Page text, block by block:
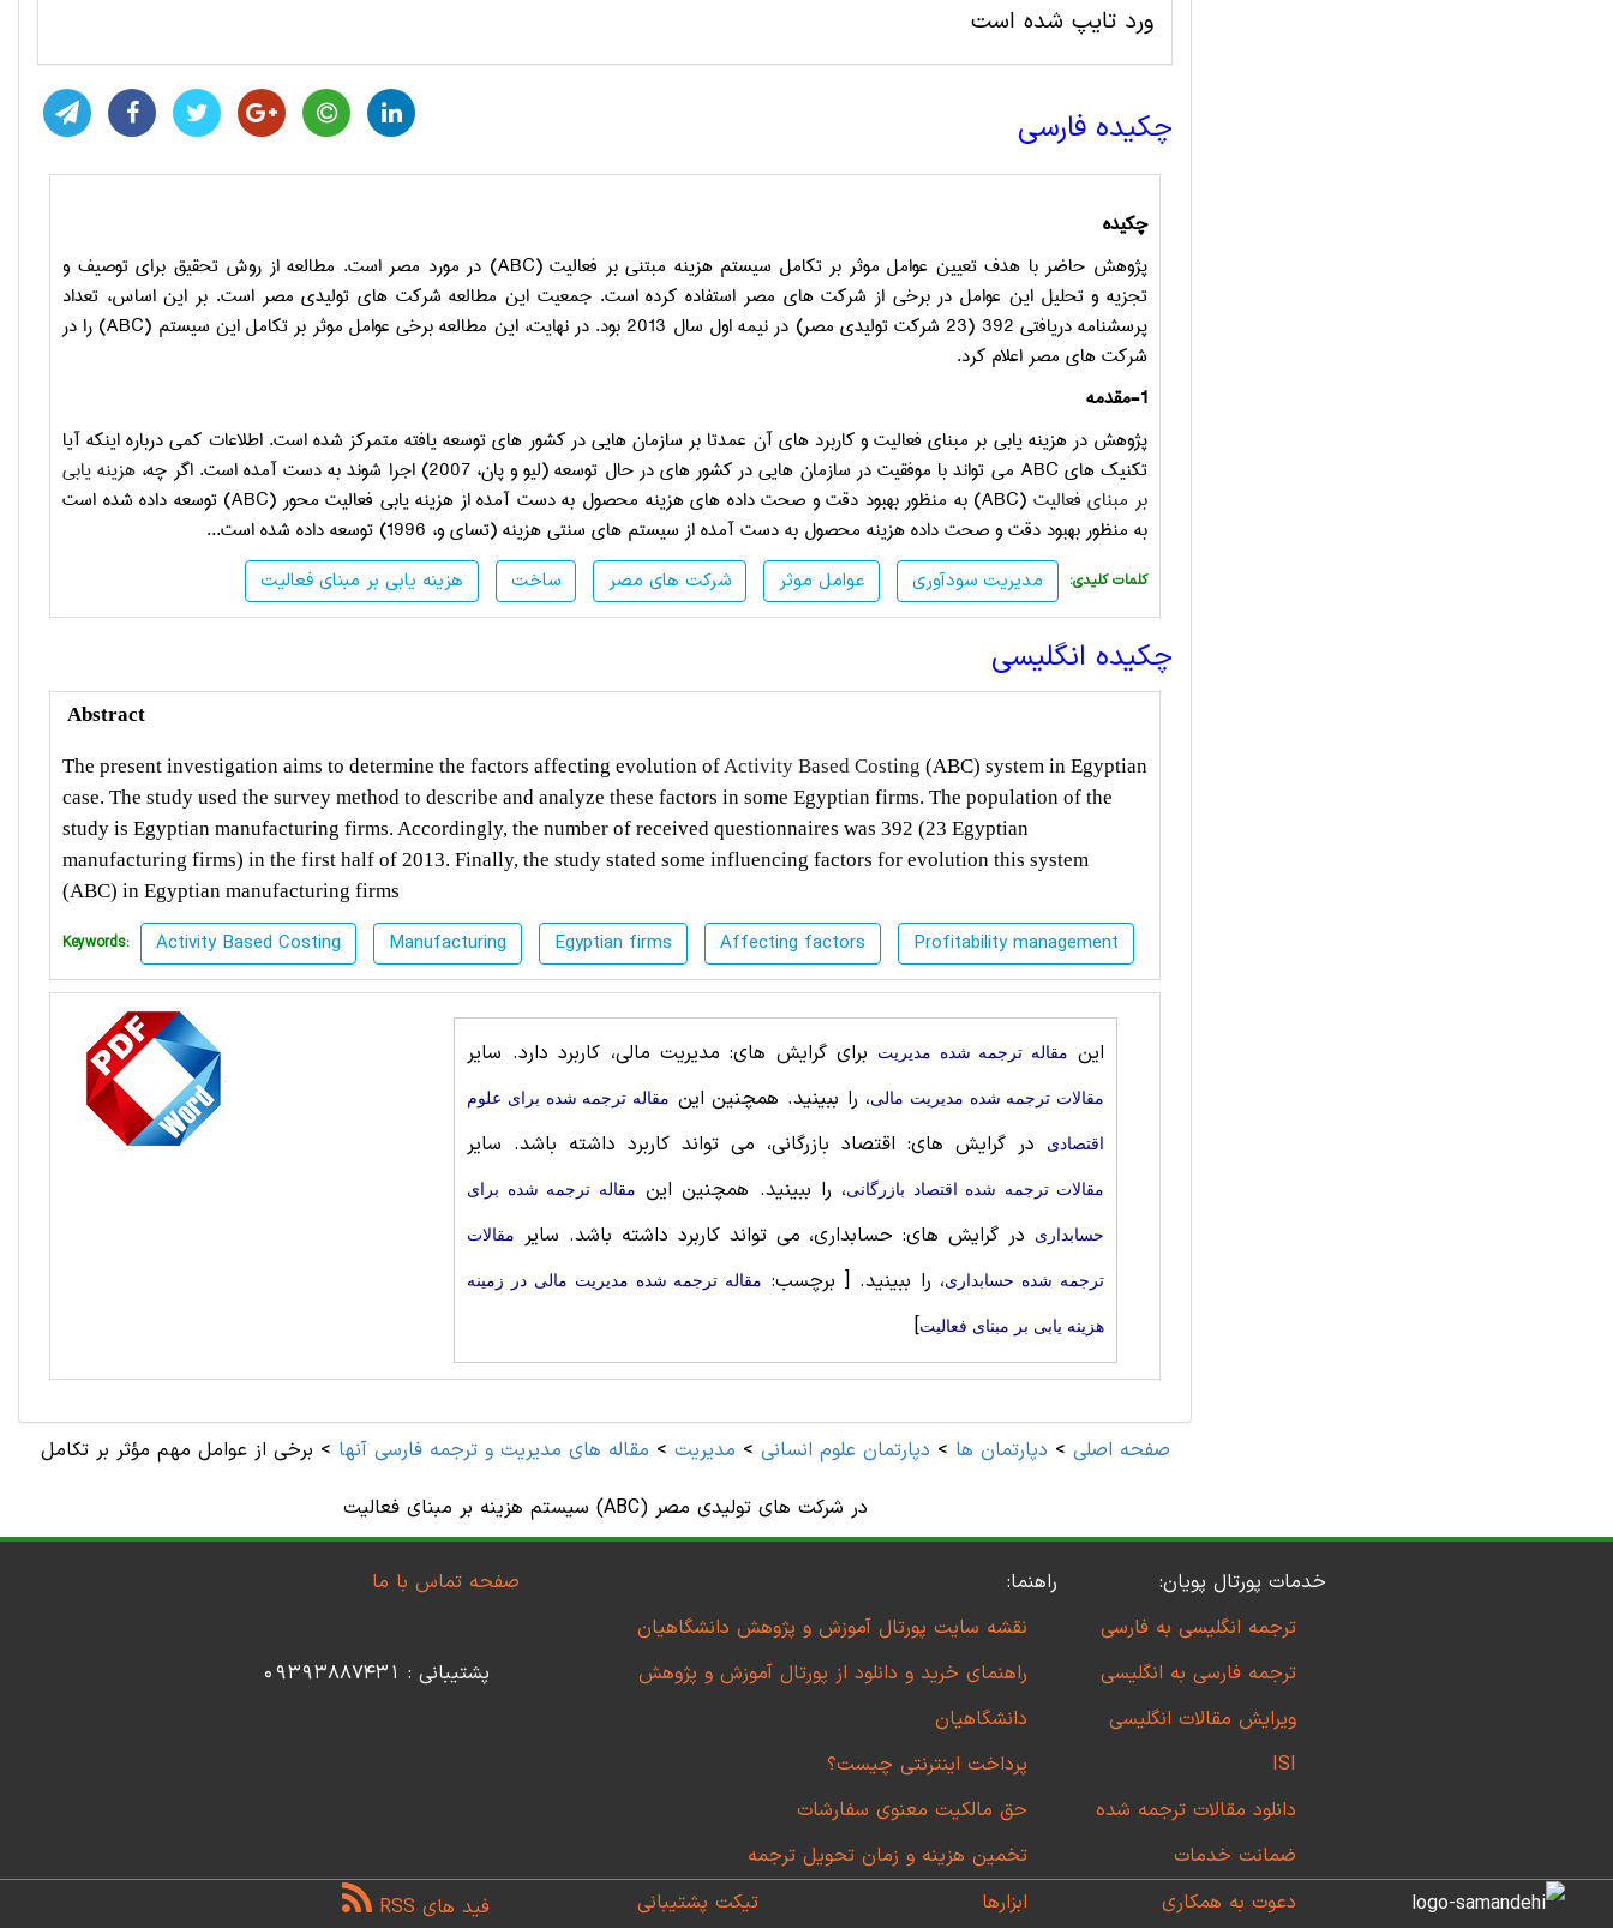
ورد تایپ شده است
چکیده فارسی
چکیده
پژوهش حاضر با هدف تعیین عوامل موثر بر تکامل سیستم هزینه مبتنی بر فعالیت (ABC) در مورد مصر است. مطالعه از روش تحقیق برای توصیف و
تجزیه و تحلیل این عوامل در برخی از شرکت ­های مصر استفاده کرده است. جمعیت این مطالعه شرکت­ های تولیدی مصر است. بر این اساس، تعداد
پرسشنامه دریافتی 392 (23 شرکت تولیدی مصر) در نیمه اول سال 2013 بود. در نهایت، این مطالعه برخی عوامل موثر بر تکامل این سیستم (
ABC) را در
شرکت­ های مصر اعلام کرد.
1-مقدمه
پژوهش در هزینه­ یابی بر مبنای فعالیت و کاربرد های آن عمدتا بر سازمان ­هایی در کشور های توسعه یافته متمرکز شده است. اطلاعات کمی درباره اینکه آیا
تکنیک­ های ABC می­ تواند با موفقیت در سازمان هایی در کشور های در حال توسعه (لیو و پان، 2007) اجرا شوند به دست آمده است. اگر چه،
هزینه یابی
بر مبنای فعالیت (
ABC) به منظور بهبود دقت و صحت داده­ های هزینه محصول به دست آمده از هزینه­ یابی فعالیت محور (ABC) توسعه داده شده است
به منظور بهبود دقت و صحت داده هزینه محصول به دست آمده از سیستم­ های سنتی هزینه (تسای و، 1996) توسعه داده شده است.
..
هزینه یابی بر مبنای فعالیت ساخت شرکت های مصر عوامل موثر مدیریت سودآوری :کلمات کلیدی
چکیده انگلیسی
Abstract
The present investigation aims to determine the factors affecting evolution ofActivity Based Costing (ABC) system in Egyptian
case. The study used the survey method to describe and analyze these factors in some Egyptian firms. The population of the
study is Egyptian manufacturing firms. Accordingly, the number of received questionnaires was 392 (23 Egyptian
manufacturing firms) in the first half of 2013. Finally, the study stated some influencing factors for evolution this system
(ABC) in Egyptian manufacturing firms
Keywords: Activity Based Costing Manufacturing Egyptian firms Affecting factors Profitability management
این مقاله ترجمه شده مديريت برای گرایش های: مدیریت مالی، کاربرد دارد. سایر
مقالات ترجمه شده مدیریت مالی، را ببینید. همچنین این مقاله ترجمه شده برای علوم
اقتصادی در گرایش های: اقتصاد بازرگانی، می تواند کاربرد داشته باشد. سایر
مقالات ترجمه شده اقتصاد بازرگانی، را ببینید. همچنین این مقاله ترجمه شده برای
حسابداری در گرایش های: حسابداری، می تواند کاربرد داشته باشد. سایر مقالات
ترجمه شده حسابداری، را ببینید.[ برچسب: مقاله ترجمه شده مدیریت مالی در زمینه
هزینه یابی بر مبنای فعالیت]
صفحه اصلی > دپارتمان ها > دپارتمان علوم انسانی > مديريت > مقاله های مديريت و ترجمه فارسی آنها > برخی از عوامل مهم مؤثر بر تکامل
سیستم هزینه بر مبنای فعالیت (ABC) در شرکت های تولیدی مصر
خدمات پورتال پویان:
ترجمه انگلیسی به فارسی
ترجمه فارسی به انگلیسی
ویرایش مقالات انگلیسی
ISI
دانلود مقالات ترجمه شده
ضمانت خدمات
راهنما:
نقشه سایت پورتال آموزش و پژوهش دانشگاهیان
راهنمای خرید و دانلود از پورتال آموزش و پژوهش
دانشگاهیان
پرداخت اینترنتی چیست؟
حق مالکیت معنوی سفارشات
تخمین هزینه و زمان تحویل ترجمه
صفحه تماس با ما
پشتیبانی : 09393887431
دعوت به همکاری ابزارها تیکت پشتیبانی فید های RSS